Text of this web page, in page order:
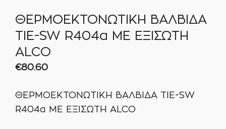
ΘΕΡΜΟΕΚΤΟΝΩΤΙΚΗ ΒΑΛΒΙΔΑ
TIΕ-SW R404a ΜΕ ΕΞΙΣΩΤΗ
ALCO
€80.60
ΘΕΡΜΟΕΚΤΟΝΩΤΙΚΗ ΒΑΛΒΙΔΑ TIΕ-SW
R404a ΜΕ ΕΞΙΣΩΤΗ ALCO